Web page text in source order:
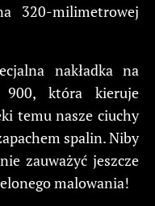
320-milimetrowej
nakładka na
900, która kieruje
temu nasze ciuchy
spalin. Niby
zauważyć jeszcze
malowania!